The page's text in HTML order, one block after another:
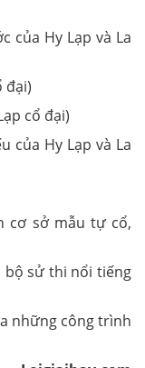
của Hy Lạp và La
đại)
cổ đại)
của Hy Lạp và La
cơ sở mẫu tự cổ,
bộ sử thi nổi tiếng
những công trình